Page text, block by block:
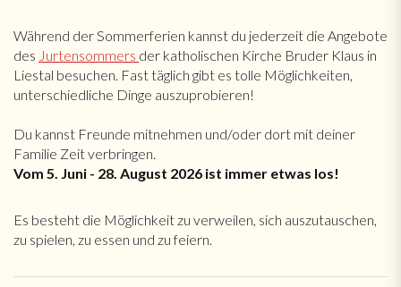
Während der Sommerferien kannst du jederzeit die Angebote
des Jurtensommers der katholischen Kirche Bruder Klaus in
Liestal besuchen. Fast täglich gibt es tolle Möglichkeiten,
unterschiedliche Dinge auszuprobieren!
Du kannst Freunde mitnehmen und/oder dort mit deiner
Familie Zeit verbringen.
Vom 5. Juni - 28. August 2026 ist immer etwas los!
Es besteht die Möglichkeit zu verweilen, sich auszutauschen,
zu spielen, zu essen und zu feiern.